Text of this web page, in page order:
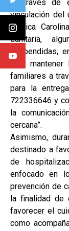
“A través de
vinculación del
explica
sanitaria,
suspendidas,
para
familiares a
para la
722336646 y
la
cercana”.
Asimismo,
destinado a
de
enfocado en
prevención de
la finalidad de
favorecer el
como